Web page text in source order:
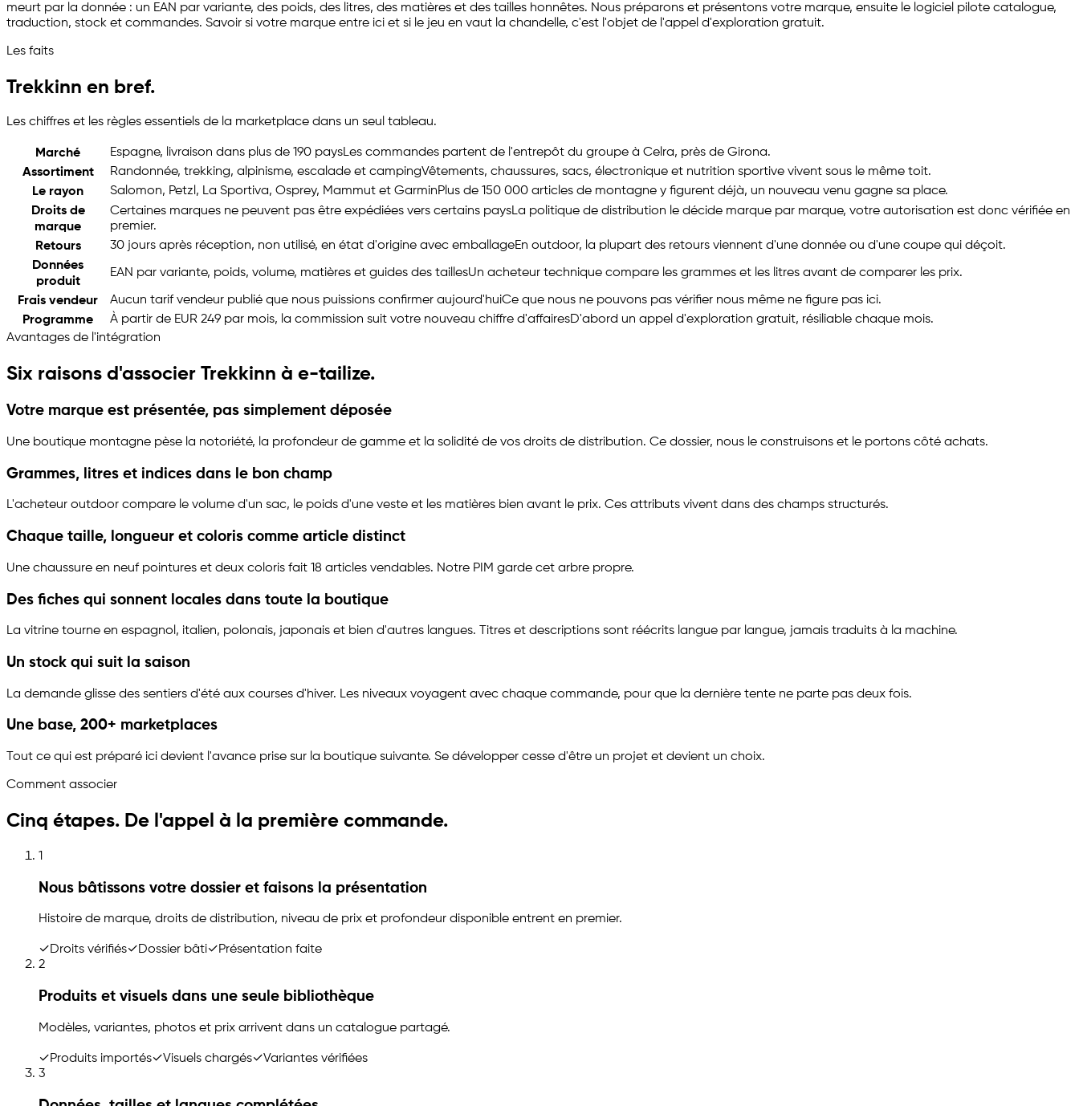
meurt par la donnée : un EAN par variante, des poids, des litres, des matières et des tailles honnêtes. Nous préparons et présentons votre marque, ensuite le logiciel pilote catalogue,
traduction, stock et commandes. Savoir si votre marque entre ici et si le jeu en vaut la chandelle, c'est l'objet de l'appel d'exploration gratuit.
Les faits
Trekkinn en bref.
Les chiffres et les règles essentiels de la marketplace dans un seul tableau.
Marché Espagne, livraison dans plus de 190 paysLes commandes partent de l'entrepôt du groupe à Celra, près de Girona.
Assortiment
Randonnée, trekking, alpinisme, escalade et campingVêtements, chaussures, sacs, électronique et nutrition sportive vivent sous le même toit.
Le rayon
Salomon, Petzl, La Sportiva, Osprey, Mammut et GarminPlus de 150 000 articles de montagne y figurent déjà, un nouveau venu gagne sa place.
Droits de
marque
Certaines marques ne peuvent pas être expédiées vers certains paysLa politique de distribution le décide marque par marque, votre autorisation est donc vérifiée en
premier.
Retours
30 jours après réception, non utilisé, en état d'origine avec emballageEn outdoor, la plupart des retours viennent d'une donnée ou d'une coupe qui déçoit.
Données
produit
EAN par variante, poids, volume, matières et guides des taillesUn acheteur technique compare les grammes et les litres avant de comparer les prix.
Frais vendeur Aucun tarif vendeur publié que nous puissions confirmer aujourd'huiCe que nous ne pouvons pas vérifier nous même ne figure pas ici.
Programme
À partir de EUR 249 par mois, la commission suit votre nouveau chiffre d'affairesD'abord un appel d'exploration gratuit, résiliable chaque mois.
Avantages de l'intégration
Six raisons d'associer Trekkinn à e-tailize.
Votre marque est présentée, pas simplement déposée
Une boutique montagne pèse la notoriété, la profondeur de gamme et la solidité de vos droits de distribution. Ce dossier, nous le construisons et le portons côté achats.
Grammes, litres et indices dans le bon champ
L'acheteur outdoor compare le volume d'un sac, le poids d'une veste et les matières bien avant le prix. Ces attributs vivent dans des champs structurés.
Chaque taille, longueur et coloris comme article distinct
Une chaussure en neuf pointures et deux coloris fait 18 articles vendables. Notre PIM garde cet arbre propre.
Des fiches qui sonnent locales dans toute la boutique
La vitrine tourne en espagnol, italien, polonais, japonais et bien d'autres langues. Titres et descriptions sont réécrits langue par langue, jamais traduits à la machine.
Un stock qui suit la saison
La demande glisse des sentiers d'été aux courses d'hiver. Les niveaux voyagent avec chaque commande, pour que la dernière tente ne parte pas deux fois.
Une base, 200+ marketplaces
Tout ce qui est préparé ici devient l'avance prise sur la boutique suivante. Se développer cesse d'être un projet et devient un choix.
Comment associer
Cinq étapes. De l'appel à la première commande.
1
Nous bâtissons votre dossier et faisons la présentation
Histoire de marque, droits de distribution, niveau de prix et profondeur disponible entrent en premier.
✓Droits vérifiés✓Dossier bâti✓Présentation faite
2
Produits et visuels dans une seule bibliothèque
Modèles, variantes, photos et prix arrivent dans un catalogue partagé.
✓Produits importés✓Visuels chargés✓Variantes vérifiées
3